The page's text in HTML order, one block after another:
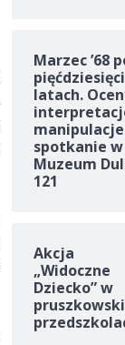
Marzec ’68
latach.
spotkanie w
Muzeum
121
Akcja
„Widoczne
Dziecko” w